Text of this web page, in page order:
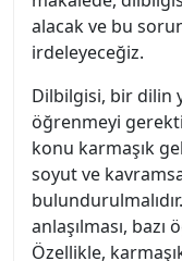
alacak ve bu
irdeleyeceğiz.
Dilbilgisi, bir dilin
öğrenmeyi
konu karmaşık
soyut ve
anlaşılması,
Özellikle,